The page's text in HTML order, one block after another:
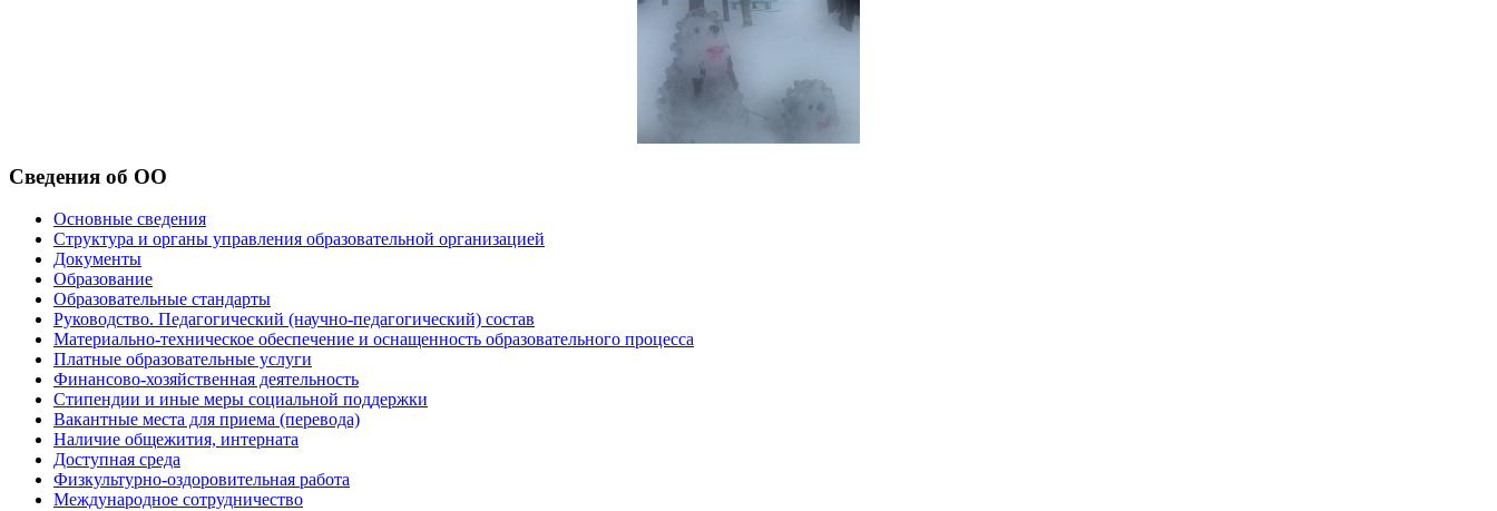
Сведения об ОО
Основные сведения
Структура и органы управления образовательной организацией
Документы
Образование
Образовательные стандарты
Руководство. Педагогический (научно-педагогический) состав
Материально-техническое обеспечение и оснащенность образовательного процесса
Платные образовательные услуги
Финансово-хозяйственная деятельность
Стипендии и иные меры социальной поддержки
Вакантные места для приема (перевода)
Наличие общежития, интерната
Доступная среда
Физкультурно-оздоровительная работа
Международное сотрудничество